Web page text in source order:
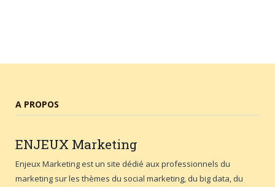
A PROPOS
ENJEUX Marketing
Enjeux Marketing est un site dédié aux professionnels du
marketing sur les thèmes du social marketing, du big data, du